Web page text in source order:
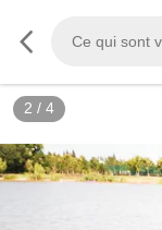
3 / 4